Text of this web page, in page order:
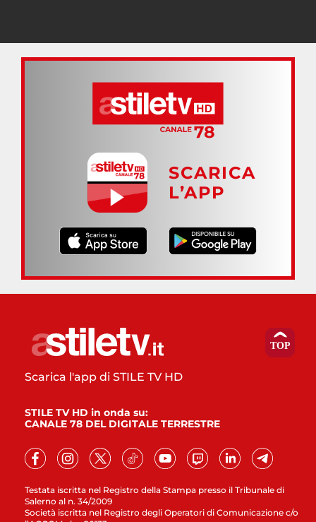
SCARICA
L’APP
Testata iscritta nel Registro della Stampa presso il Tribunale di
Salerno al n. 34/2009
Società iscritta nel Registro degli Operatori di Comunicazione c/o
Scarica l'app di STILE TV HD
STILE TV HD in onda su:
CANALE 78 DEL DIGITALE TERRESTRE